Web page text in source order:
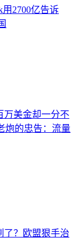
用2700亿告诉
万美金却一分不
炮的忠告：流量
了？欧盟狠手治